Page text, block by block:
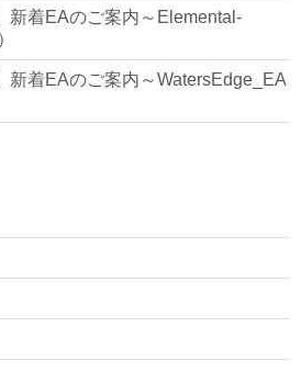
新着EAのご案内～Elemental-
新着EAのご案内～WatersEdge_EA